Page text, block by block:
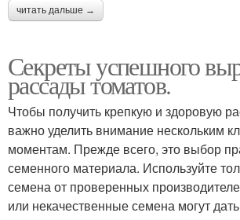
читать дальше →
Секреты успешного
рассады томатов.
Чтобы получить крепкую и здоровую
важно уделить внимание нескольким
моментам. Прежде всего, это выбор
семенного материала. Используйте
семена от проверенных
или некачественные семена могут